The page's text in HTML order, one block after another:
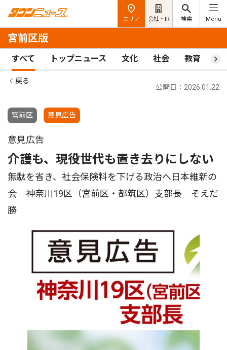
エリア 会社・IR 検索 Menu
宮前区版
すべて トップニュース 文化 社会 教育 ス
戻る
宮前区 意見広告
公開日：2026.01.22
意見広告
介護も、現役世代も置き去りにしない
無駄を省き、社会保険料を下げる政治へ日本維新の
会 神奈川19区（宮前区・都筑区）支部長 そえだ
勝